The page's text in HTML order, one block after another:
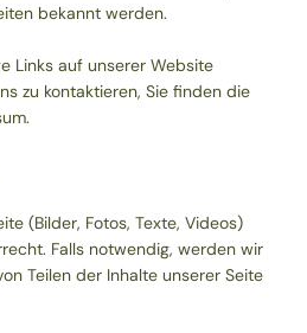
bekannt werden.
Links auf unserer Website
zu kontaktieren, Sie finden die
(Bilder, Fotos, Texte, Videos)
Falls notwendig, werden wir
Teilen der Inhalte unserer Seite